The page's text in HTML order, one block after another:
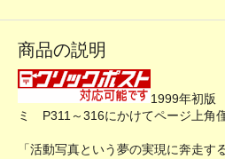
商品の説明
1999年初
ミ P311～316にかけてページ上角
「活動写真という夢の実現に奔走す